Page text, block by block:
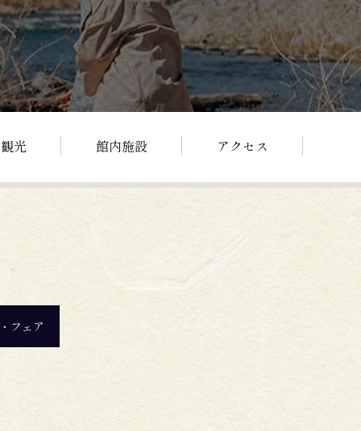
光 館内施設 アクセス
フェア